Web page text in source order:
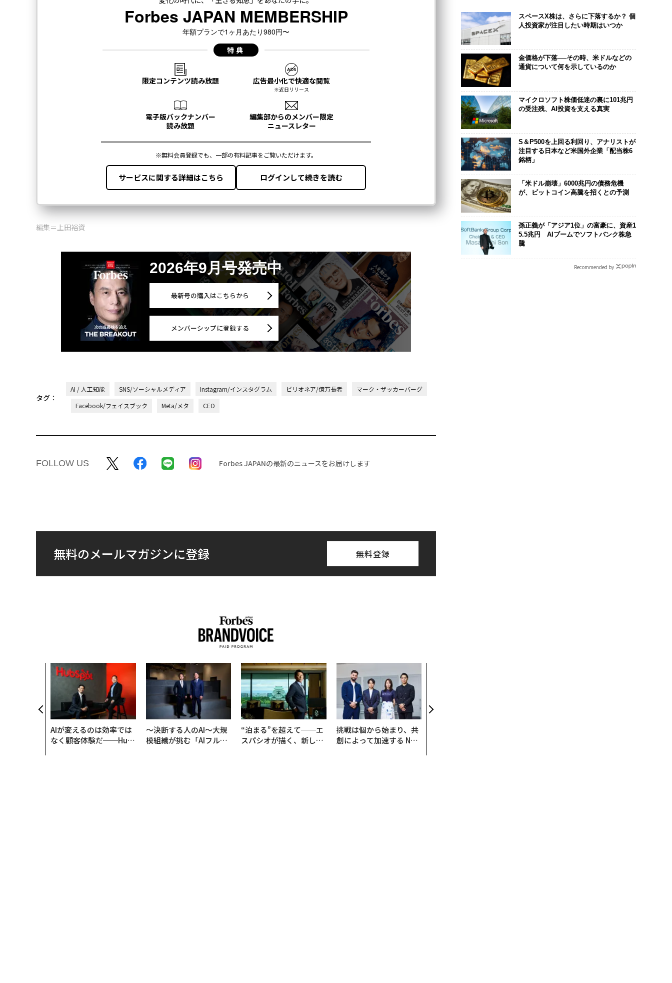
編集＝上田裕資
2026年9月号発売中
最新号の購入はこちらから
メンバーシップに登録する
タグ：
AI / 人工知能 SNS/ソーシャルメディア Instagram/インスタグラム ビリオネア/億万長者
マーク・ザッカーバーグ
Facebook/フェイスブック
Meta/メタ CEO
FOLLOW US Forbes JAPANの最新のニュースをお届けします
無料のメールマガジンに登録 無料登録
AIが変えるのは効率では
なく顧客体験だ──Hub
〜決断する人のAI〜大規
模組織が挑む「AIフル実
“泊まる”を超えて──エ
スパシオが描く、新しい
挑戦は個から始まり、共
創によって加速する NOR
×PwC】
スペースX株は、さらに下落するか？ 個
人投資家が注目したい時期はいつか
金価格が下落──その時、米ドルなどの
通貨について何を示しているのか
マイクロソフト株価低迷の裏に101兆円
の受注残、AI投資を支える真実
S＆P500を上回る利回り、アナリストが
注目する日本など米国外企業「配当株6
銘柄」
「米ドル崩壊」6000兆円の債務危機
が、ビットコイン高騰を招くとの予測
孫正義が「アジア1位」の富豪に、資産1
5.5兆円 AIブームでソフトバンク株急
騰
Recommended by